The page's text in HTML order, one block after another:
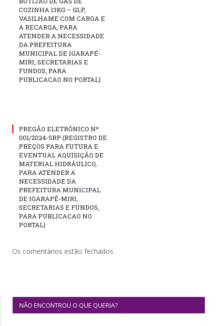
COZINHA 13KG – GLP,
VASILHAME COM CARGA E
A RECARGA, PARA
ATENDER A NECESSIDADE
DA PREFEITURA
MUNICIPAL DE IGARAPÉ-
MIRI, SECRETARIAS E
FUNDOS, PARA
PUBLICACAO NO PORTAL)
PREGÃO ELETRÔNICO Nº
001/2024-SRP (REGISTRO DE
PREÇOS PARA FUTURA E
EVENTUAL AQUISIÇÃO DE
MATERIAL HIDRÁULICO,
PARA ATENDER A
NECESSIDADE DA
PREFEITURA MUNICIPAL
DE IGARAPÉ-MIRI,
SECRETARIAS E FUNDOS,
PARA PUBLICACAO NO
PORTAL)
Os comentários estão fechados.
NÃO ENCONTROU O QUE QUERIA?